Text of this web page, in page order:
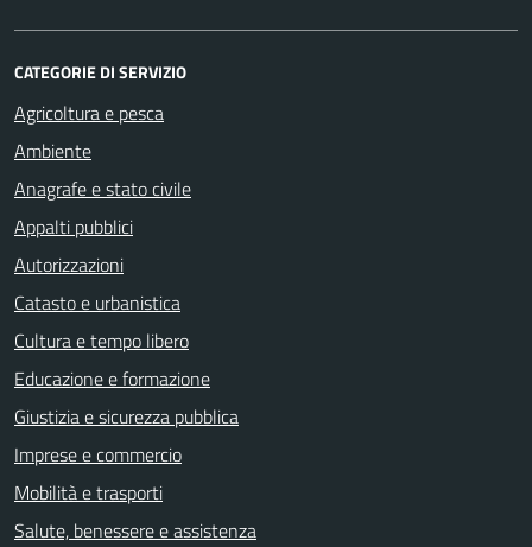
CATEGORIE DI SERVIZIO
Agricoltura e pesca
Ambiente
Anagrafe e stato civile
Appalti pubblici
Autorizzazioni
Catasto e urbanistica
Cultura e tempo libero
Educazione e formazione
Giustizia e sicurezza pubblica
Imprese e commercio
Mobilità e trasporti
Salute, benessere e assistenza